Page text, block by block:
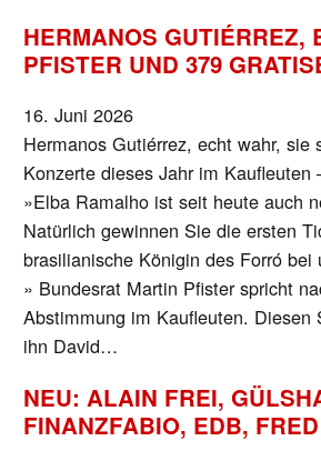
HERMANOS GUTIÉRREZ,
PFISTER UND 379
16. Juni 2026
Hermanos Gutiérrez, echt wahr, sie
Konzerte dieses Jahr im Kaufleuten
»Elba Ramalho ist seit heute auch
Natürlich gewinnen Sie die ersten
brasilianische Königin des Forró bei
» Bundesrat Martin Pfister spricht
Abstimmung im Kaufleuten. Diesen
ihn David…
NEU: ALAIN FREI,
FINANZFABIO, EDB,